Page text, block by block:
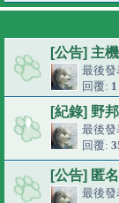
[公告] 主
最後發
回覆: 1
[紀錄] 野
最後發
回覆:
[公告] 匿
最後發